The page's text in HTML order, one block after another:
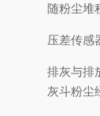
随粉尘堆
压差传感
排灰与排
灰斗粉尘